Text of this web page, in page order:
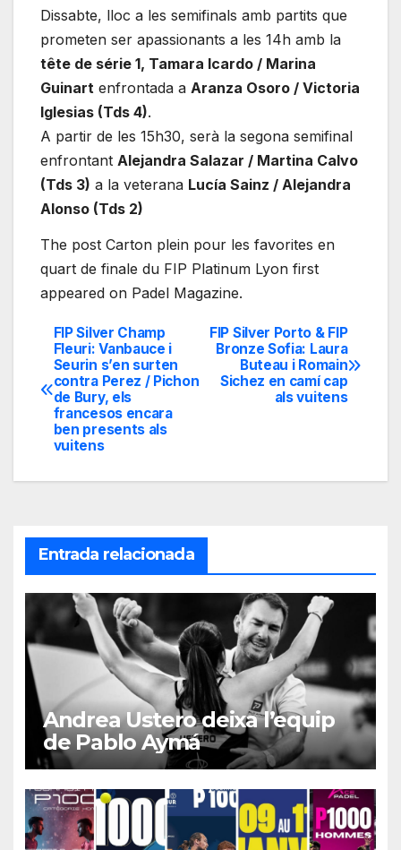
Dissabte, lloc a les semifinals amb partits que
prometen ser apassionants a les 14h amb la
tête de série 1, Tamara Icardo / Marina
Guinart enfrontada a Aranza Osoro / Victoria
Iglesias (Tds 4).
A partir de les 15h30, serà la segona semifinal
enfrontant Alejandra Salazar / Martina Calvo
(Tds 3) a la veterana Lucía Sainz / Alejandra
Alonso (Tds 2)
The post Carton plein pour les favorites en
quart de finale du FIP Platinum Lyon first
appeared on Padel Magazine.
Navegación
de
entradas
FIP Silver Porto & FIP
Bronze Sofia: Laura
Buteau i Romain
Sichez en camí cap
als vuitens
FIP Silver Champ
Fleuri: Vanbauce i
Seurin s’en surten
contra Perez / Pichon
de Bury, els
francesos encara
ben presents als
vuitens
Entrada relacionada
Andrea Ustero deixa l’equip
de Pablo Aymá